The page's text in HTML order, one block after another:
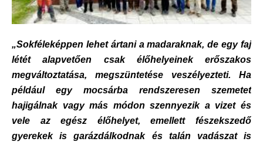
„Sokféleképpen lehet ártani a madaraknak, de egy faj
létét alapvetően csak élőhelyeinek erőszakos
megváltoztatása, megszüntetése veszélyezteti. Ha
például egy mocsárba rendszeresen szemetet
hajigálnak vagy más módon szennyezik a vizet és
vele az egész élőhelyet, emellett fészekszedő
gyerekek is garázdálkodnak és talán vadászat is